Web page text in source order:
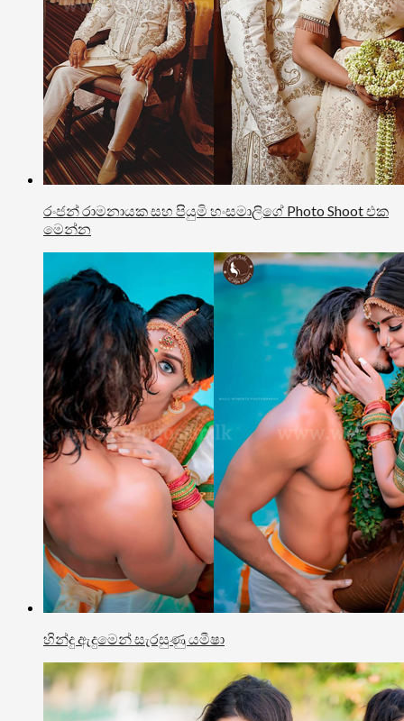
රංජන් රාමනායක සහ පියුමි හංසමාලිගේ Photo Shoot එක
මෙන්න
හින්දු ඇදුමෙන් සැරසුණු යමීෂා